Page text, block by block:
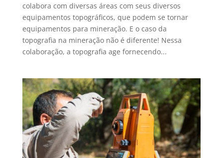
colabora com diversas áreas com seus diversos
equipamentos topográficos, que podem se tornar
equipamentos para mineração. E o caso da
topografia na mineração não é diferente! Nessa
colaboração, a topografia age fornecendo...